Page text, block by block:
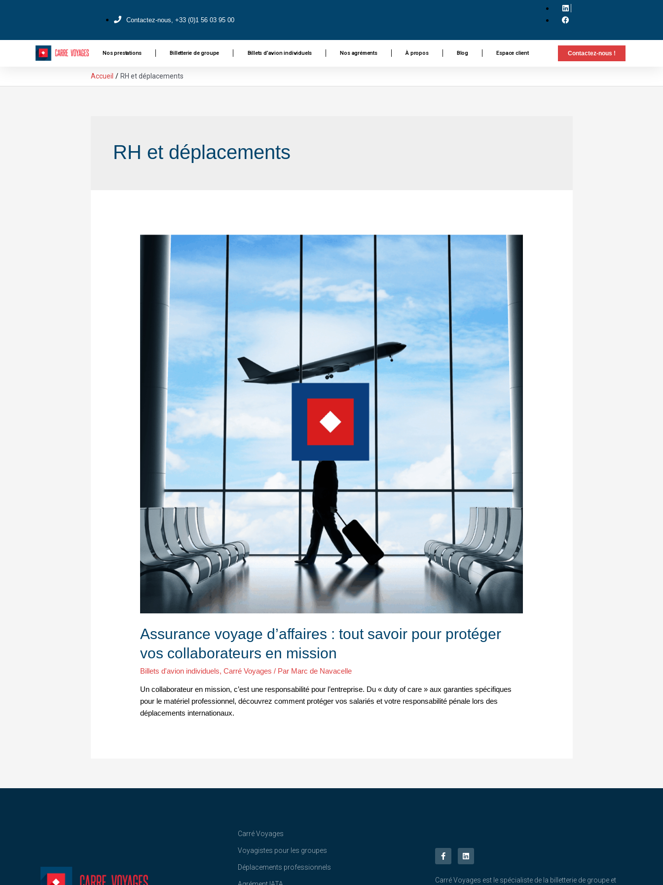
Contactez-nous, +33 (0)1 56 03 95 00
Nos prestations Billetterie de groupe Billets d’avion individuels Nos agréments À propos Blog Espace client Contactez-nous !
Accueil RH et déplacements
RH et déplacements
Assurance voyage d’affaires : tout savoir pour protéger
vos collaborateurs en mission
Billets d'avion individuels, Carré Voyages / Par Marc de Navacelle
Un collaborateur en mission, c’est une responsabilité pour l’entreprise. Du « duty of care » aux garanties spécifiques
pour le matériel professionnel, découvrez comment protéger vos salariés et votre responsabilité pénale lors des
déplacements internationaux.
Carré Voyages
Voyagistes pour les groupes
Déplacements professionnels
Carré Voyages est le spécialiste de la billetterie de groupe et